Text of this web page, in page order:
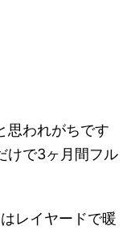
思われがちです
けで3ヶ月間フル
レイヤードで暖